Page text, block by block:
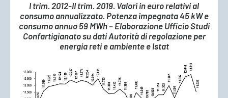
I trim. 2012-II trim. 2019. Valori in euro relativi al
consumo annualizzato. Potenza impegnata 45 kW e
consumo annuo 59 MWh – Elaborazione Ufficio Studi
Confartigianato su dati Autorità di regolazione per
energia reti e ambiente e Istat